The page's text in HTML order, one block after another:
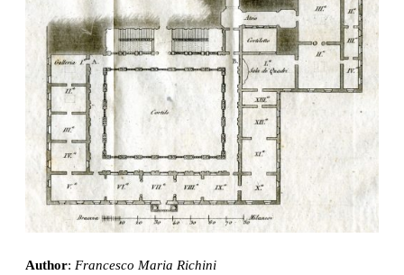
Author: Francesco Maria Richini